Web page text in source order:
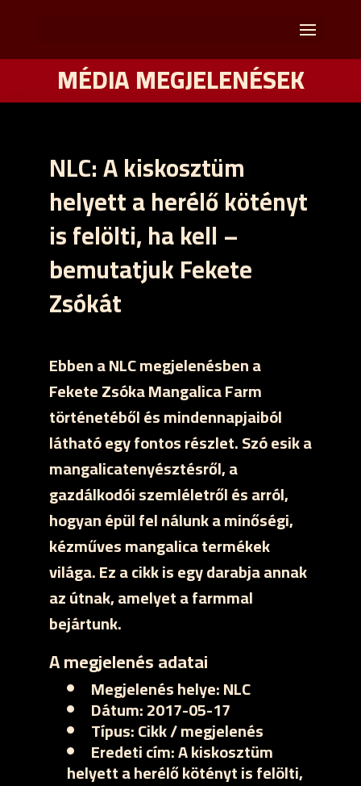
MÉDIA MEGJELENÉSEK
NLC: A kiskosztüm
helyett a herélő kötényt
is felölti, ha kell –
bemutatjuk Fekete
Zsókát
Ebben a NLC megjelenésben a
Fekete Zsóka Mangalica Farm
történetéből és mindennapjaiból
látható egy fontos részlet. Szó esik a
mangalicatenyésztésről, a
gazdálkodói szemléletről és arról,
hogyan épül fel nálunk a minőségi,
kézműves mangalica termékek
világa. Ez a cikk is egy darabja annak
az útnak, amelyet a farmmal
bejártunk.
A megjelenés adatai
Megjelenés helye:NLC
Dátum:2017-05-17
Típus:Cikk / megjelenés
Eredeti cím:A kiskosztüm
helyett a herélő kötényt is felölti,